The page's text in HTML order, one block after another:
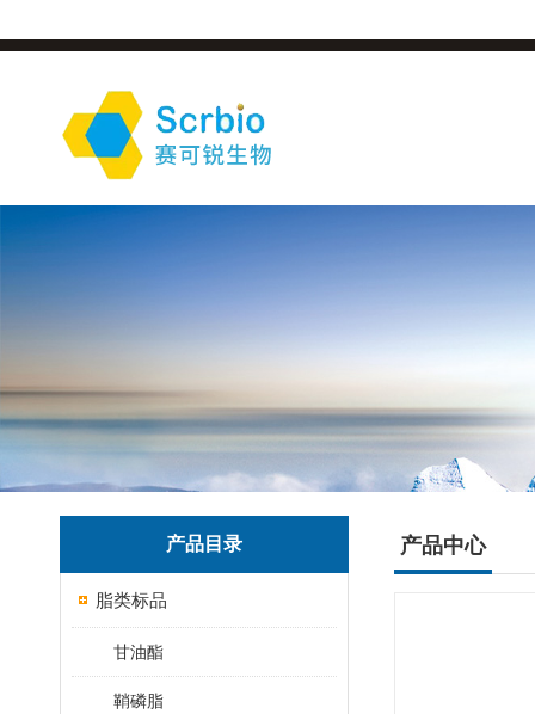
产品目录
脂类标品
甘油酯
鞘磷脂
产品中心